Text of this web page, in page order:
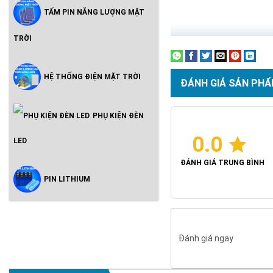
TẤM PIN NĂNG LƯỢNG MẶT
TRỜI
HỆ THỐNG ĐIỆN MẶT TRỜI
Inveter Hòa Lưới Có Lưu Trữ -
PHỤ KIỆN ĐÈN
LED
PIN LITHIUM
ĐÁNH GIÁ SẢN
0.0
ĐÁNH GIÁ TRUNG BÌNH
Đánh giá ngay